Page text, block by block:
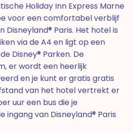
Holiday Inn Express Marne
voor een comfortabel verblijf
Disneyland® Paris. Het hotel is
via de A4 en ligt op een
Disney® Parken. De
er wordt een heerlijk
en je kunt er gratis gratis
van het hotel vertrekt er
uur een bus die je
ingang van Disneyland® Paris